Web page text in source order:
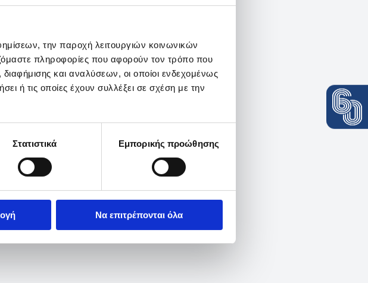
την παροχή λειτουργιών κοινωνικών
πληροφορίες που αφορούν τον τρόπο που
και αναλύσεων, οι οποίοι ενδεχομένως
ή τις οποίες έχουν συλλέξει σε σχέση με την
Στατιστικά Εμπορικής προώθησης
Να επιτρέπονται όλα